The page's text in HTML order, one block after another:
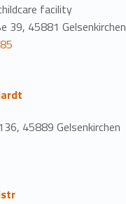
facility
39, 45881 Gelsenkirchen
45889 Gelsenkirchen